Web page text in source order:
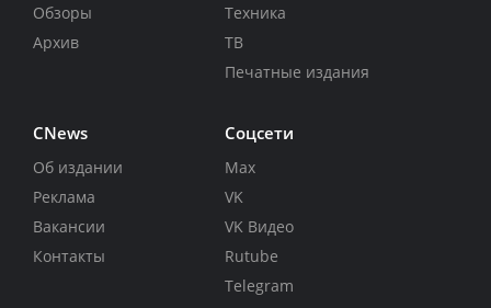
Обзоры
Архив
Техника
ТВ
Печатные издания
CNews
Об издании
Реклама
Вакансии
Контакты
Соцсети
Max
VK
VK Видео
Rutube
Telegram